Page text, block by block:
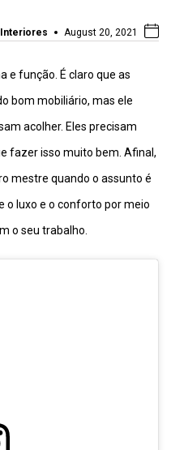
Interiores August 20, 2021
e função. É claro que as
bom mobiliário, mas ele
acolher. Eles precisam
fazer isso muito bem. Afinal,
mestre quando o assunto é
luxo e o conforto por meio
o seu trabalho.